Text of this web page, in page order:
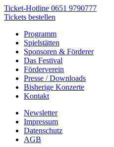
Ticket-Hotline 0651 9790777
Tickets bestellen
Programm
Spielstätten
Sponsoren & Förderer
Das Festival
Förderverein
Presse / Downloads
Bisherige Konzerte
Kontakt
Newsletter
Impressum
Datenschutz
AGB